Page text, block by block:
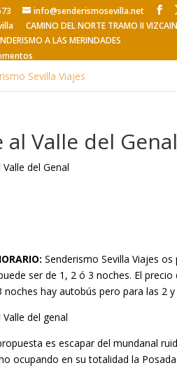
info@senderismosevilla.net
CAMINO DEL NORTE TRAMO II
A LAS MERINDADES
al Valle del
Senderismo Sevilla Viajes
ser de 1, 2 ó 3 noches. El
noches hay autobús pero para las 2
es escapar del mundanal
ocupando en su totalidad la